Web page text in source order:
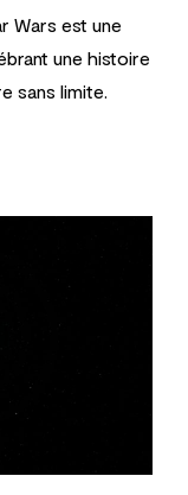
Wars est une
une histoire
sans limite.